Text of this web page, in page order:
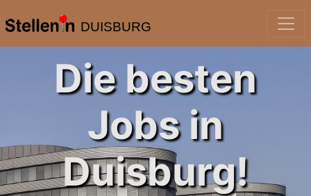
DUISBURG
Die besten
Jobs in
Duisburg!